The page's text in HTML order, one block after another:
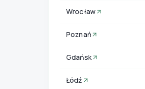
Wrocław
Poznań
Gdańsk
Łódź